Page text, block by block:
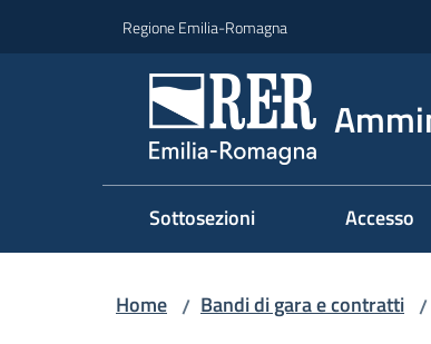
Regione Emilia-Romagna
Sottosezioni Accesso
Home / Bandi di gara e contratti /